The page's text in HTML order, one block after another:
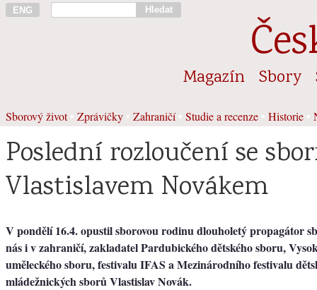
ENG Hledat
Magazín Sbory
Sborový život• Zprávičky Zahraničí• Studie a recenze Historie
Poslední rozloučení se
Vlastislavem Novákem
V pondělí 16.4. opustil sborovou rodinu dlouholetý propagátor
nás i v zahraničí, zakladatel Pardubického dětského sboru,
uměleckého sboru, festivalu IFAS a Mezinárodního festivalu
mládežnických sborů Vlastislav Novák.